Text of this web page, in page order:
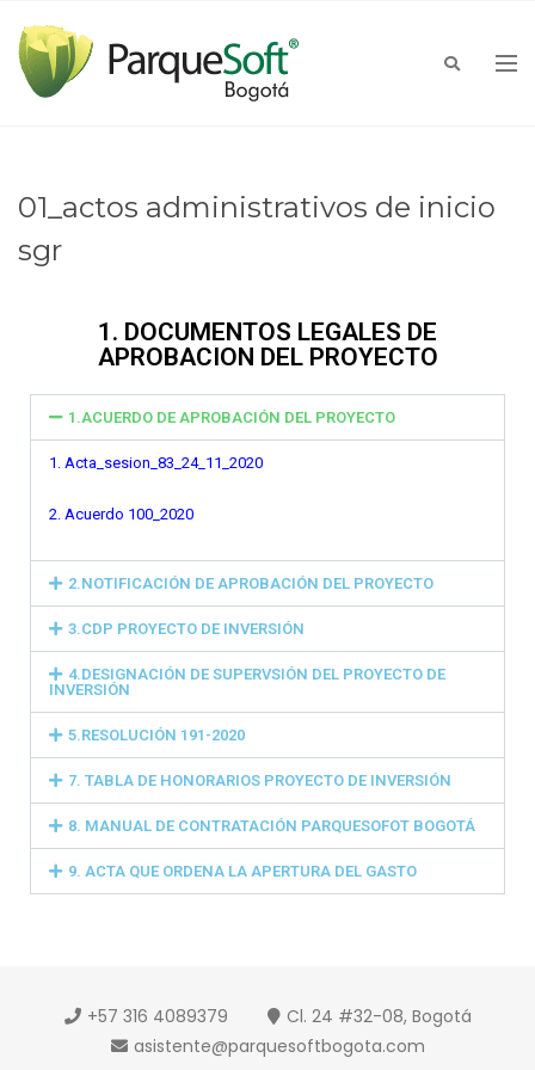
01_actos administrativos de inicio
sgr​
1. DOCUMENTOS LEGALES DE
APROBACION DEL PROYECTO
1.ACUERDO DE APROBACIÓN DEL PROYECTO
1. Acta_sesion_83_24_11_2020
2. Acuerdo 100_2020
2.NOTIFICACIÓN DE APROBACIÓN DEL PROYECTO
3.CDP PROYECTO DE INVERSIÓN
4.DESIGNACIÓN DE SUPERVSIÓN DEL PROYECTO DE
INVERSIÓN
5.RESOLUCIÓN 191-2020
7. TABLA DE HONORARIOS PROYECTO DE INVERSIÓN
8. MANUAL DE CONTRATACIÓN PARQUESOFOT BOGOTÁ
9. ACTA QUE ORDENA LA APERTURA DEL GASTO
+57 316 4089379
Cl. 24 #32-08, Bogotá
asistente@parquesoftbogota.com